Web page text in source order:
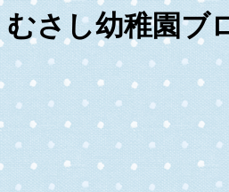
むさし幼稚園ブ